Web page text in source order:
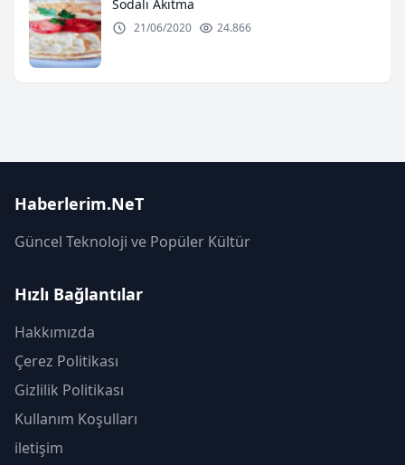
Sodalı Akıtma
21/06/2020 24.866
Haberlerim.NeT
Güncel Teknoloji ve Popüler Kültür
Hızlı Bağlantılar
Hakkımızda
Çerez Politikası
Gizlilik Politikası
Kullanım Koşulları
iletişim